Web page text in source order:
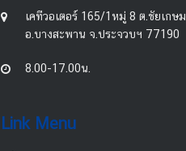
เคทีวอเตอร์ 165/1หมู่ 8 ต.ชัยเกษม
อ.บางสะพาน จ.ประจวบฯ 77190
8.00-17.00น.
Link Menu